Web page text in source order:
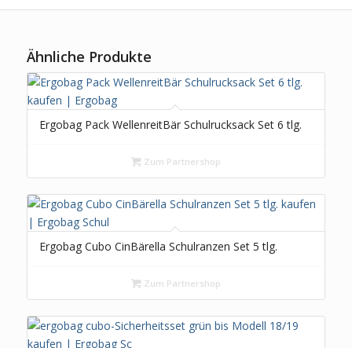
Ähnliche Produkte
Ergobag Pack WellenreitBär Schulrucksack Set 6 tlg.
Zum Partnershop
Ergobag Cubo CinBärella Schulranzen Set 5 tlg.
Zum Partnershop